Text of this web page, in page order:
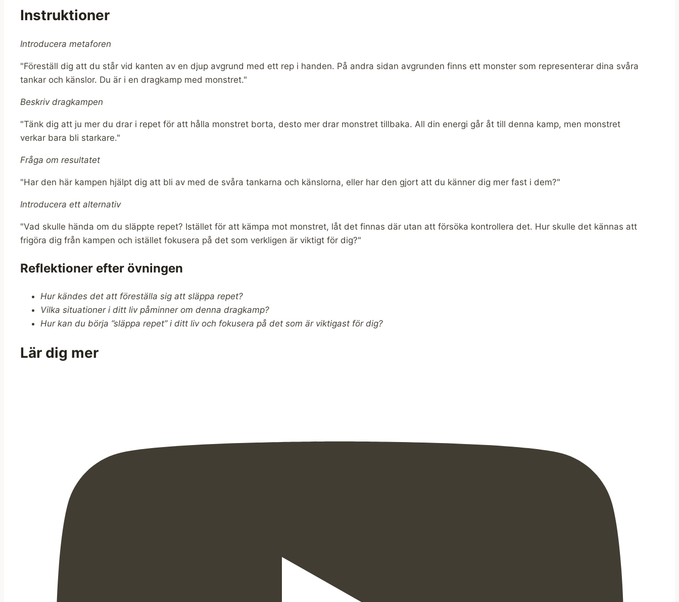
Instruktioner
Introducera metaforen
"Föreställ dig att du står vid kanten av en djup avgrund med ett rep i handen. På andra sidan avgrunden finns ett monster som representerar dina svåra
tankar och känslor. Du är i en dragkamp med monstret."
Beskriv dragkampen
"Tänk dig att ju mer du drar i repet för att hålla monstret borta, desto mer drar monstret tillbaka. All din energi går åt till denna kamp, men monstret
verkar bara bli starkare."
Fråga om resultatet
"Har den här kampen hjälpt dig att bli av med de svåra tankarna och känslorna, eller har den gjort att du känner dig mer fast i dem?"
Introducera ett alternativ
"Vad skulle hända om du släppte repet? Istället för att kämpa mot monstret, låt det finnas där utan att försöka kontrollera det. Hur skulle det kännas att
frigöra dig från kampen och istället fokusera på det som verkligen är viktigt för dig?"
Reflektioner efter övningen
Hur kändes det att föreställa sig att släppa repet?
Vilka situationer i ditt liv påminner om denna dragkamp?
Hur kan du börja ”släppa repet” i ditt liv och fokusera på det som är viktigast för dig?
Lär dig mer